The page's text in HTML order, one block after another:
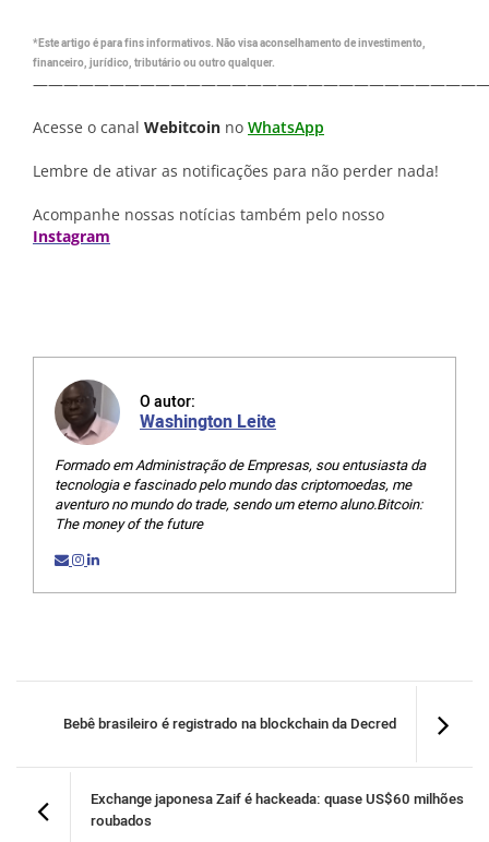
*Este artigo é para fins informativos. Não visa aconselhamento de investimento,
financeiro, jurídico, tributário ou outro qualquer.
Acesse o canal Webitcoin no WhatsApp
Lembre de ativar as notificações para não perder nada!
Acompanhe nossas notícias também pelo nosso
Instagram
O autor:
Washington Leite
Formado em Administração de Empresas, sou entusiasta da
tecnologia e fascinado pelo mundo das criptomoedas, me
aventuro no mundo do trade, sendo um eterno aluno.Bitcoin:
The money of the future
Bebê brasileiro é registrado na blockchain da Decred
Exchange japonesa Zaif é hackeada: quase US$60 milhões
roubados